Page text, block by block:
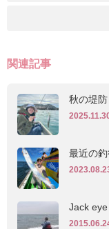
関連記事
秋の堤
最近の
Jack